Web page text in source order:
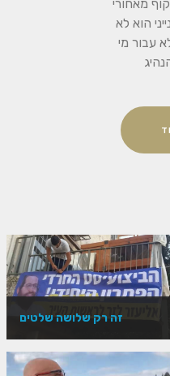
מאחורי
הוא לא
עבור מי
זה רק שלושה שלטים